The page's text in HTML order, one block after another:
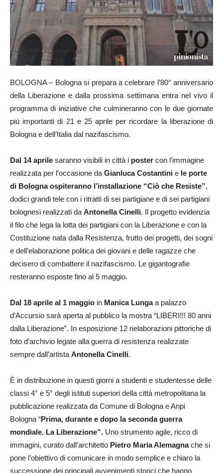
BOLOGNA – Bologna si prepara a celebrare l’80° anniversario
della Liberazione e dalla prossima settimana entra nel vivo il
programma di iniziative che culmineranno con le due giornate
più importanti di 21 e 25 aprile per ricordare la liberazione di
Bologna e dell’Italia dal nazifascismo.
Dal 14 aprile saranno visibili in città i poster con l’immagine
realizzata per l’occasione da Gianluca Costantini e le porte
di Bologna ospiteranno l’installazione “Ciò che Resiste”,
dodici grandi tele con i ritratti di sei partigiane e di sei partigiani
bolognesi realizzati da Antonella Cinelli. Il progetto evidenzia
il filo che lega la lotta dei partigiani con la Liberazione e con la
Costituzione nata dalla Resistenza, frutto dei progetti, dei sogni
e dell’elaborazione politica dei giovani e delle ragazze che
decisero di combattere il nazifascismo. Le gigantografie
resteranno esposte fino al 5 maggio.
Dal 18 aprile al 1 maggio in Manica Lungaa palazzo
d’Accursio sarà aperta al pubblico la mostra “LIBERI!!! 80 anni
dalla Liberazione”. In esposizione 12 rielaborazioni pittoriche di
foto d’archivio legate alla guerra di resistenza realizzate
sempre dall’artista Antonella Cinelli.
È in distribuzione in questi giorni a studenti e studentesse delle
classi 4° e 5° degli istituti superiori della città metropolitana la
pubblicazione realizzata da Comune di Bologna e Anpi
Bologna “Prima, durante e dopo la seconda guerra
mondiale. La Liberazione”. Uno strumento agile, ricco di
immagini, curato dall’architetto Pietro Maria Alemagnache si
pone l’obiettivo di comunicare in modo semplice e chiaro la
successione dei principali avvenimenti storici che hanno